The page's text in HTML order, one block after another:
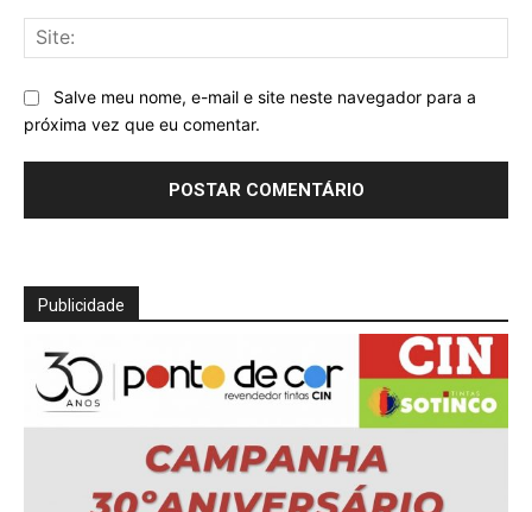
Salve meu nome, e-mail e site neste navegador para a
próxima vez que eu comentar.
Publicidade